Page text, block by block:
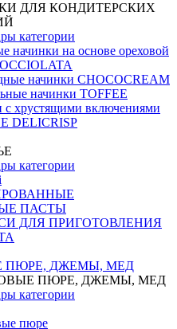
ДЛЯ КОНДИТЕРСКИХ
категории
начинки на основе ореховой
начинки CHOCOCREAM
начинки TOFFEE
с хрустящими включениями
DELICRISP
категории
ПАСТЫ
ДЛЯ ПРИГОТОВЛЕНИЯ
ПЮРЕ, ДЖЕМЫ, МЕД
ПЮРЕ, ДЖЕМЫ, МЕД
категории
пюре